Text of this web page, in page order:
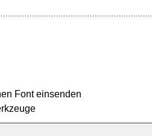
Font einsenden